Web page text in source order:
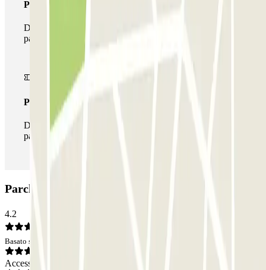
Pass multiparking
Durante il tuo soggiorno potrai usufruire dell'intera rete di
parcheggi disponibili su Parclick.
Pass illlimitato
Durante il tuo soggiorno potrai entrare e uscire dal
parcheggio tutte le volte che vorrai.
Parcheggio ParkBee Arrivals: Opinioni
4.2
Basato su 47 opinioni
Accesso